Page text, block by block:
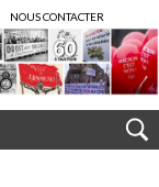
NOUS CONTACTER